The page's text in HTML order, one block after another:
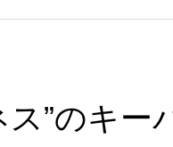
ス”のキ